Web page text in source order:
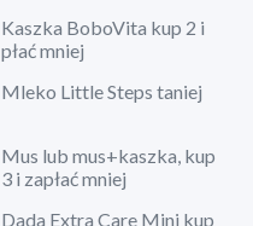
Kaszka BoboVita kup 2 i
płać mniej
Mleko Little Steps taniej
Mus lub mus+kaszka, kup
3 i zapłać mniej
Dada Extra Care Mini kup